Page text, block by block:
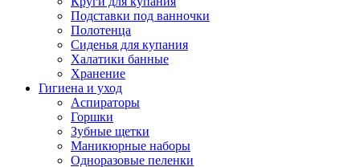
Подставки под ванночки
Полотенца
Сиденья для купания
Халатики банные
Хранение
Гигиена и уход
Аспираторы
Горшки
Зубные щетки
Маникюрные наборы
Одноразовые пеленки